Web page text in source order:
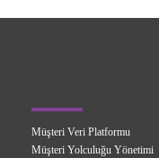
Müşteri Veri Platformu
Müşteri Yolculuğu Yönetimi